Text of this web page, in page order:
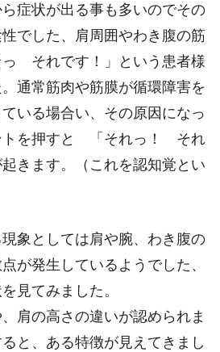
症状が出る事も多いのでその
でした、肩周囲やわき腹の筋
っ それです！」という患者様
通常筋肉や筋膜が循環障害を
いる場合い、その原因になっ
トを押すと 「それっ！ それ
きます。（これを認知覚とい
象としては肩や腕、わき腹の
が発生しているようでした、
見てみました。
肩の高さの違いが認められま
と、ある特徴が見えてきまし